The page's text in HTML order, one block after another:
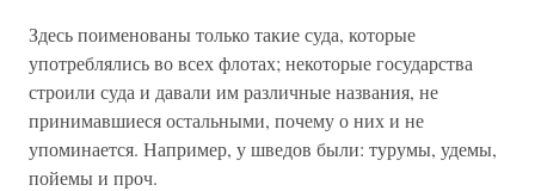
Здесь поименованы только такие суда, которые
употреблялись во всех флотах; некоторые государства
строили суда и давали им различные названия, не
принимавшиеся остальными, почему о них и не
упоминается. Например, у шведов были: турумы, удемы,
пойемы и проч.